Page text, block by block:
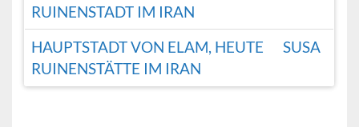
RUINENSTADT IM IRAN
HAUPTSTADT VON ELAM, HEUTE
RUINENSTÄTTE IM IRAN
SUSA